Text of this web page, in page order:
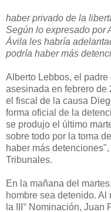
haber privado de la
Según lo expresado por
Ávila les habría
podría haber más
Alberto Lebbos, el
asesinada en febrero de
el fiscal de la causa
forma oficial de la
se produjo el último
sobre todo por la toma
haber más
Tribunales.
En la mañana del
hombre sea detenido.
la III° Nominación, Juan